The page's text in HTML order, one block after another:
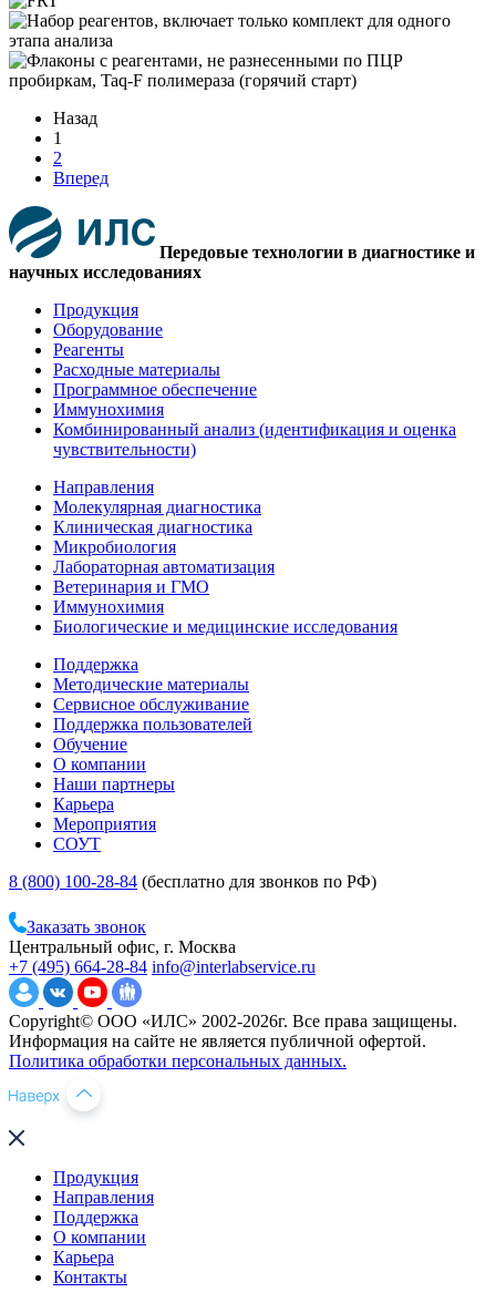
Назад
1
2
Вперед
Передовые технологии в диагностике и
научных исследованиях
Продукция
Оборудование
Реагенты
Расходные материалы
Программное обеспечение
Иммунохимия
Комбинированный анализ (идентификация и оценка
чувствительности)
Направления
Молекулярная диагностика
Клиническая диагностика
Микробиология
Лабораторная автоматизация
Ветеринария и ГМО
Иммунохимия
Биологические и медицинские исследования
Поддержка
Методические материалы
Сервисное обслуживание
Поддержка пользователей
Обучение
О компании
Наши партнеры
Карьера
Мероприятия
СОУТ
8 (800) 100-28-84 (бесплатно для звонков по РФ)
Заказать звонок
Центральный офис, г. Москва
+7 (495) 664-28-84 info@interlabservice.ru
Copyright© ООО «ИЛС» 2002-2026г. Все права защищены.
Информация на сайте не является публичной офертой.
Политика обработки персональных данных.
Продукция
Направления
Поддержка
О компании
Карьера
Контакты